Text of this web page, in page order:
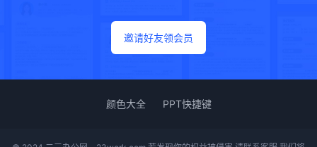
邀请好友领会员
颜色大全 PPT快捷键